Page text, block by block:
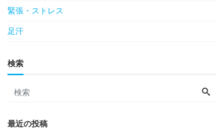
緊張・ストレス
足汗
検索
最近の投稿